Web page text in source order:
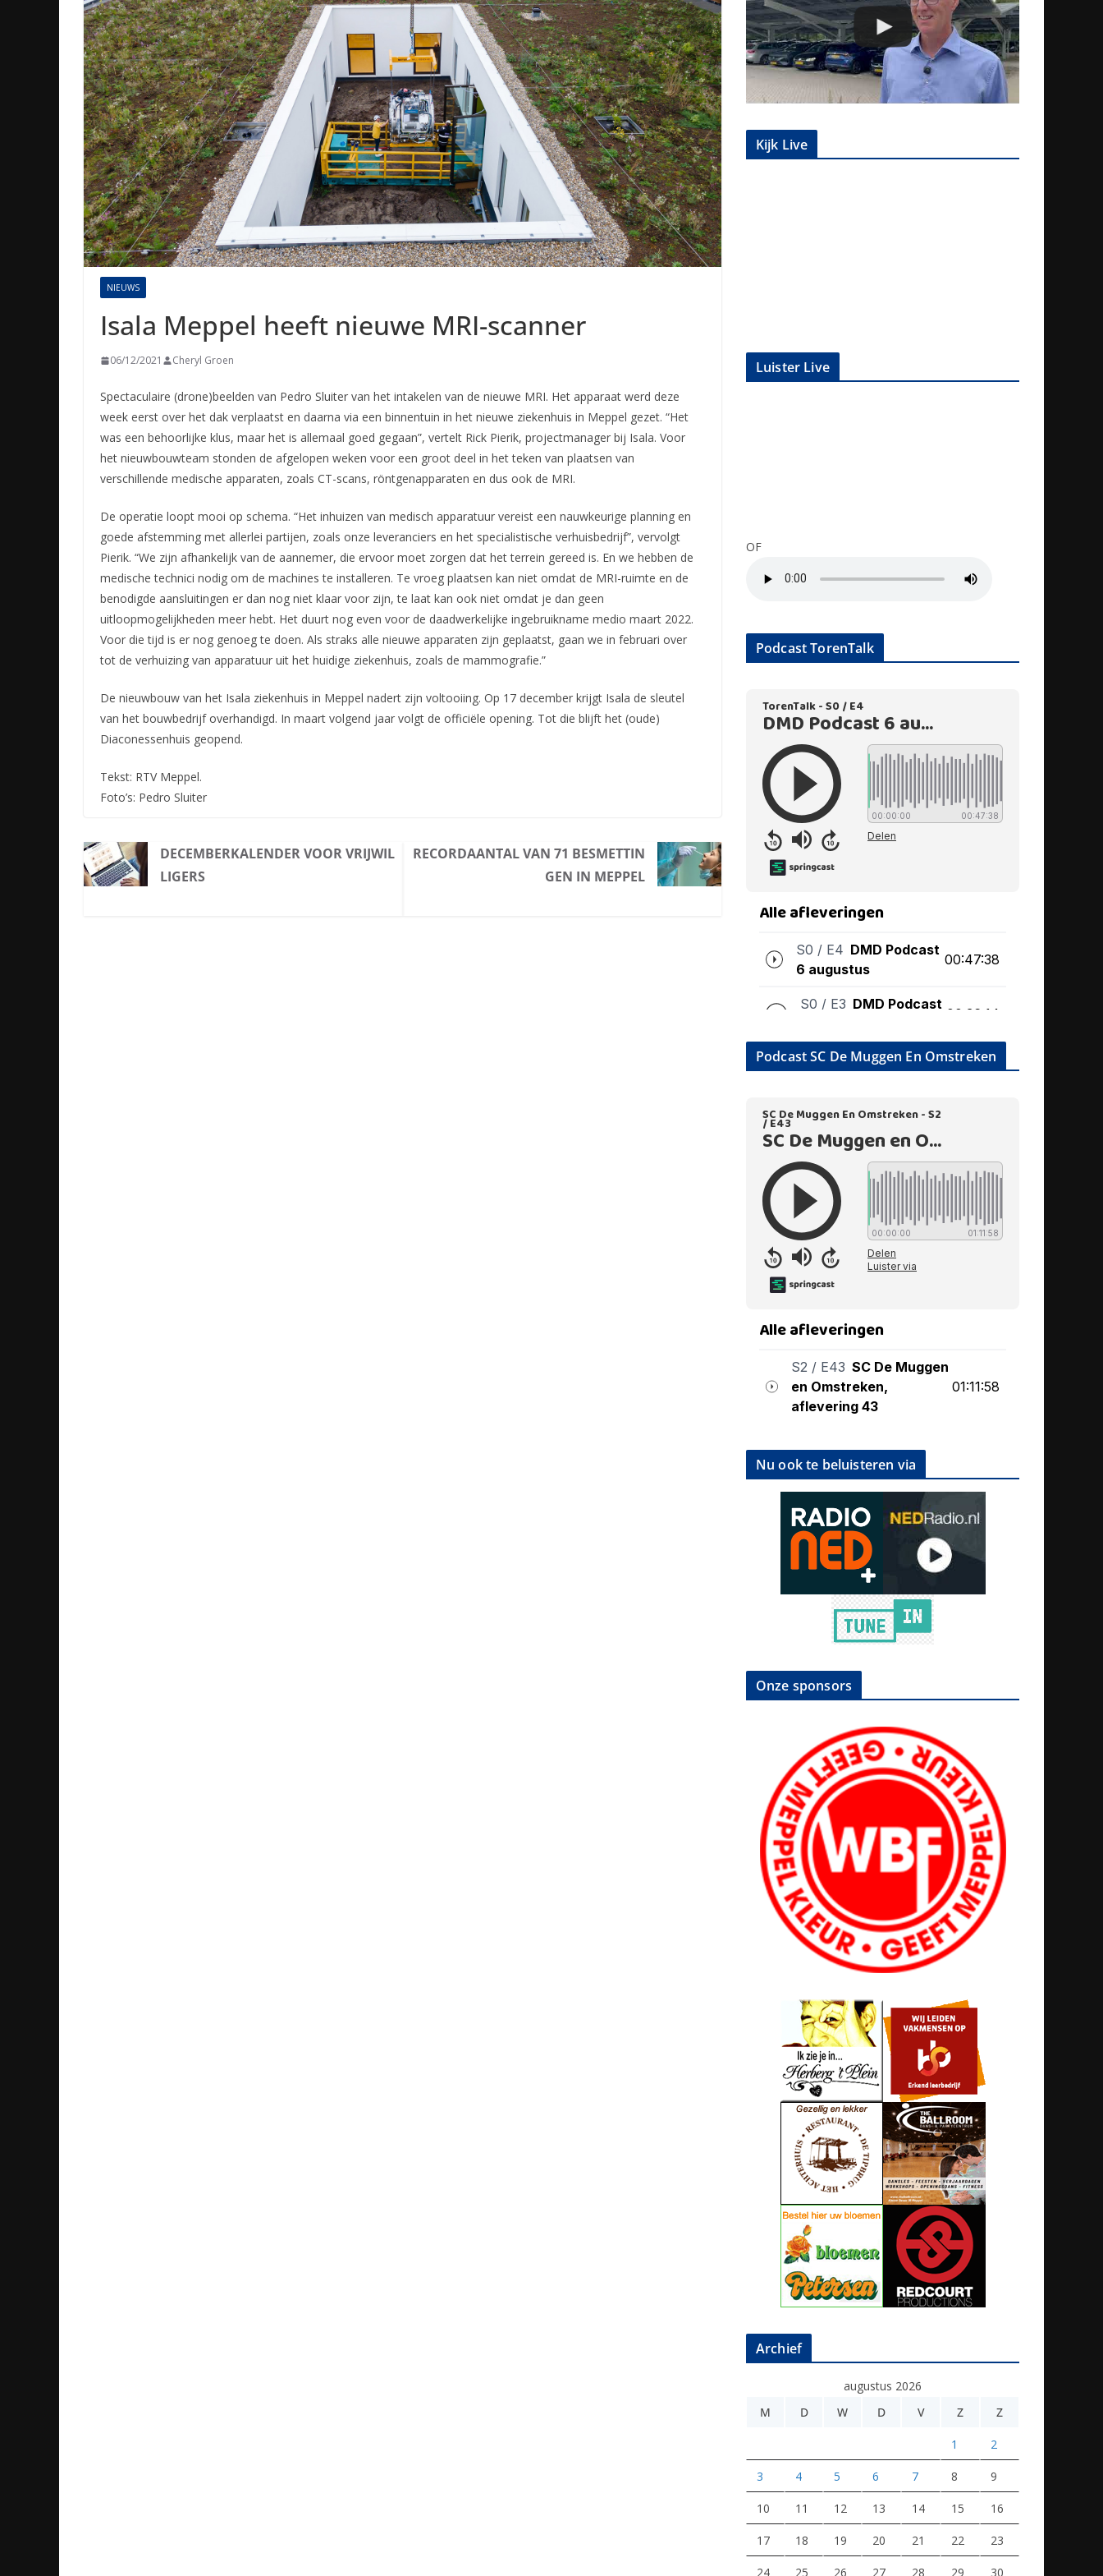
NIEUWS
Isala Meppel heeft nieuwe MRI-scanner
06/12/2021 Cheryl Groen
Spectaculaire (drone)beelden van Pedro Sluiter van het intakelen van de nieuwe MRI. Het apparaat werd deze
week eerst over het dak verplaatst en daarna via een binnentuin in het nieuwe ziekenhuis in Meppel gezet. “Het
was een behoorlijke klus, maar het is allemaal goed gegaan”, vertelt Rick Pierik, projectmanager bij Isala. Voor
het nieuwbouwteam stonden de afgelopen weken voor een groot deel in het teken van plaatsen van
verschillende medische apparaten, zoals CT-scans, röntgenapparaten en dus ook de MRI.
De operatie loopt mooi op schema. “Het inhuizen van medisch apparatuur vereist een nauwkeurige planning en
goede afstemming met allerlei partijen, zoals onze leveranciers en het specialistische verhuisbedrijf”, vervolgt
Pierik. “We zijn afhankelijk van de aannemer, die ervoor moet zorgen dat het terrein gereed is. En we hebben de
medische technici nodig om de machines te installeren. Te vroeg plaatsen kan niet omdat de MRI-ruimte en de
benodigde aansluitingen er dan nog niet klaar voor zijn, te laat kan ook niet omdat je dan geen
uitloopmogelijkheden meer hebt. Het duurt nog even voor de daadwerkelijke ingebruikname medio maart 2022.
Voor die tijd is er nog genoeg te doen. Als straks alle nieuwe apparaten zijn geplaatst, gaan we in februari over
tot de verhuizing van apparatuur uit het huidige ziekenhuis, zoals de mammografie.”
De nieuwbouw van het Isala ziekenhuis in Meppel nadert zijn voltooiing. Op 17 december krijgt Isala de sleutel
van het bouwbedrijf overhandigd. In maart volgend jaar volgt de officiële opening. Tot die blijft het (oude)
Diaconessenhuis geopend.
Tekst: RTV Meppel.
Foto’s: Pedro Sluiter
DECEMBERKALENDER VOOR VRIJWIL
LIGERS
RECORDAANTAL VAN 71 BESMETTIN
GEN IN MEPPEL
Kijk Live
Luister Live
OF
Podcast TorenTalk
Podcast SC De Muggen En Omstreken
Nu ook te beluisteren via
Onze sponsors
Archief
augustus 2026
M
D W D V Z Z
1 2
3 4 5 6 7 8 9
10 11 12 13 14 15 16
17 18 19 20 21 22 23
24 25 26 27 28 29 30